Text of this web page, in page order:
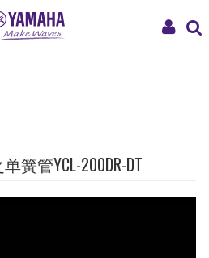
My
簧管YCL-200DR-DT